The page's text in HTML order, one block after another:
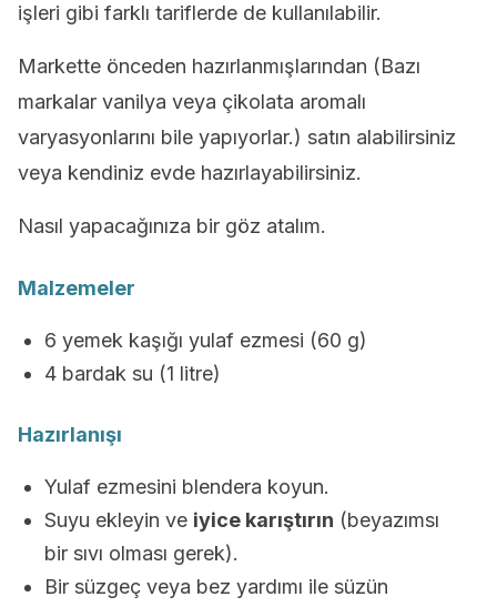
işleri gibi farklı tariflerde de kullanılabilir.
Markette önceden hazırlanmışlarından (Bazı
markalar vanilya veya çikolata aromalı
varyasyonlarını bile yapıyorlar.) satın alabilirsiniz
veya kendiniz evde hazırlayabilirsiniz.
Nasıl yapacağınıza bir göz atalım.
Malzemeler
6 yemek kaşığı yulaf ezmesi (60 g)
4 bardak su (1 litre)
Hazırlanışı
Yulaf ezmesini blendera koyun.
Suyu ekleyin ve iyice karıştırın (beyazımsı
bir sıvı olması gerek).
Bir süzgeç veya bez yardımı ile süzün